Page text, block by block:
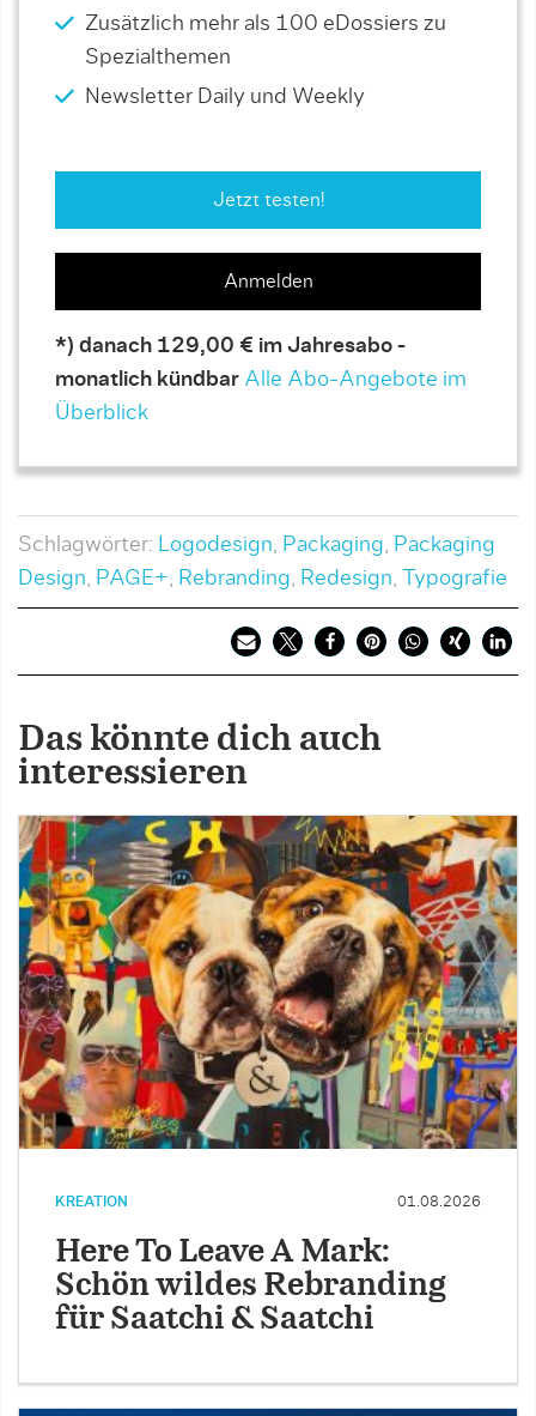
Zusätzlich mehr als 100 eDossiers zu
Spezialthemen
Newsletter Daily und Weekly
Jetzt testen!
Anmelden
*) danach 129,00 € im Jahresabo -
monatlich kündbar Alle Abo-Angebote im
Überblick
Schlagwörter: Logodesign, Packaging, Packaging
Design, PAGE+, Rebranding, Redesign, Typografie
Das könnte dich auch
interessieren
KREATION 01.08.2026
Here To Leave A Mark:
Schön wildes Rebranding
für Saatchi & Saatchi